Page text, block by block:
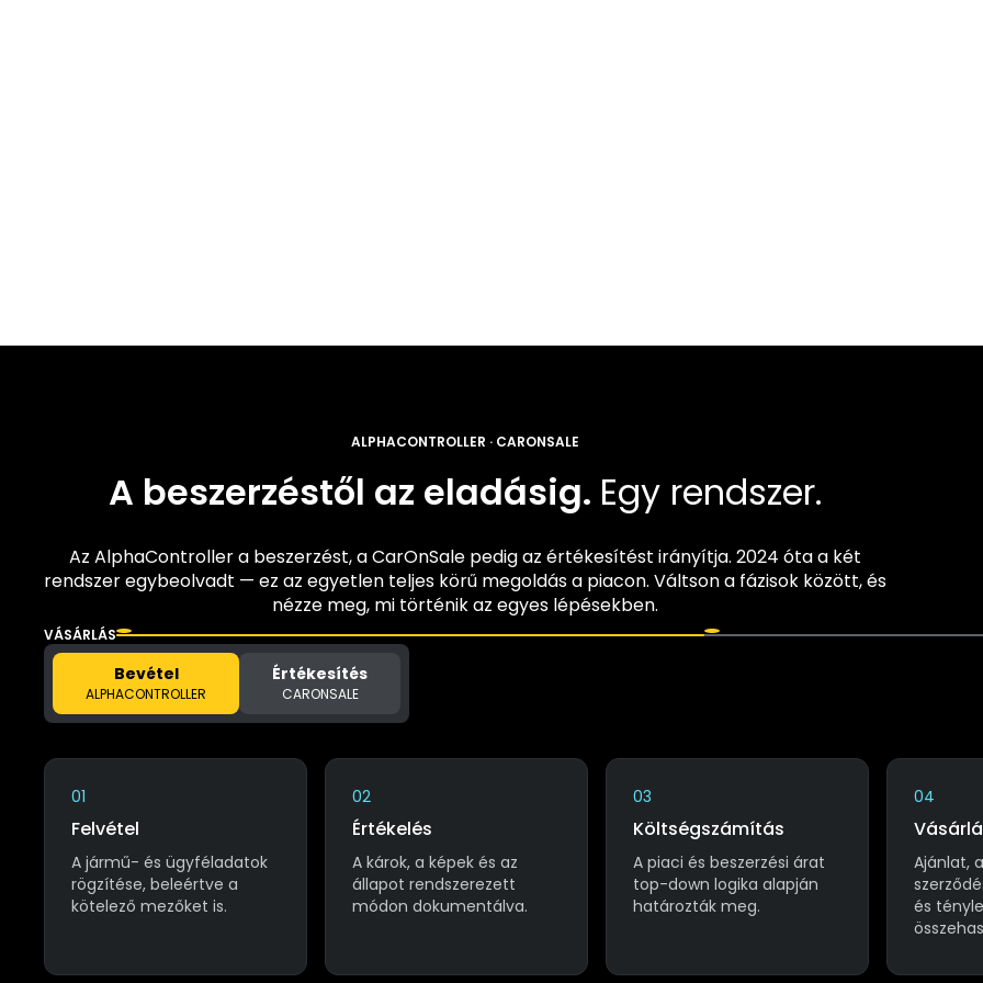
ALPHACONTROLLER · CARONSALE
A beszerzéstől az eladásig. Egy rendszer.
Az AlphaController a beszerzést, a CarOnSale pedig az értékesítést irányítja. 2024 óta a két
rendszer egybeolvadt — ez az egyetlen teljes körű megoldás a piacon. Váltson a fázisok között, és
nézze meg, mi történik az egyes lépésekben.
VÁSÁRLÁS
Bevétel
ALPHACONTROLLER
Értékesítés
CARONSALE
01
Felvétel
A jármű- és ügyféladatok
rögzítése, beleértve a
kötelező mezőket is.
02
Értékelés
A károk, a képek és az
állapot rendszerezett
módon dokumentálva.
03
Költségszámítás
A piaci és beszerzési árat
top-down logika alapján
határozták meg.
04
Ajánlat,
és